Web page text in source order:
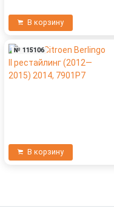
В корзину
№ 115106
В корзину